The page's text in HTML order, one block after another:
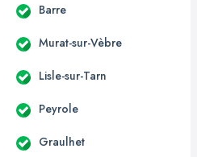
Barre
Murat-sur-Vèbre
Lisle-sur-Tarn
Peyrole
Graulhet